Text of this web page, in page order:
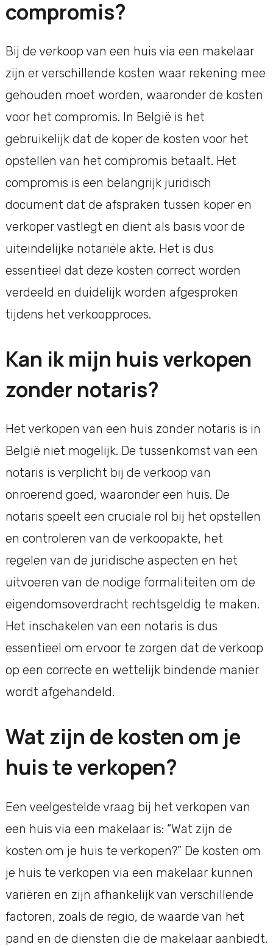
compromis?
Bij de verkoop van een huis via een makelaar
zijn er verschillende kosten waar rekening mee
gehouden moet worden, waaronder de kosten
voor het compromis. In België is het
gebruikelijk dat de koper de kosten voor het
opstellen van het compromis betaalt. Het
compromis is een belangrijk juridisch
document dat de afspraken tussen koper en
verkoper vastlegt en dient als basis voor de
uiteindelijke notariële akte. Het is dus
essentieel dat deze kosten correct worden
verdeeld en duidelijk worden afgesproken
tijdens het verkoopproces.
Kan ik mijn huis verkopen
zonder notaris?
Het verkopen van een huis zonder notaris is in
België niet mogelijk. De tussenkomst van een
notaris is verplicht bij de verkoop van
onroerend goed, waaronder een huis. De
notaris speelt een cruciale rol bij het opstellen
en controleren van de verkoopakte, het
regelen van de juridische aspecten en het
uitvoeren van de nodige formaliteiten om de
eigendomsoverdracht rechtsgeldig te maken.
Het inschakelen van een notaris is dus
essentieel om ervoor te zorgen dat de verkoop
op een correcte en wettelijk bindende manier
wordt afgehandeld.
Wat zijn de kosten om je
huis te verkopen?
Een veelgestelde vraag bij het verkopen van
een huis via een makelaar is: “Wat zijn de
kosten om je huis te verkopen?” De kosten om
je huis te verkopen via een makelaar kunnen
variëren en zijn afhankelijk van verschillende
factoren, zoals de regio, de waarde van het
pand en de diensten die de makelaar aanbiedt.